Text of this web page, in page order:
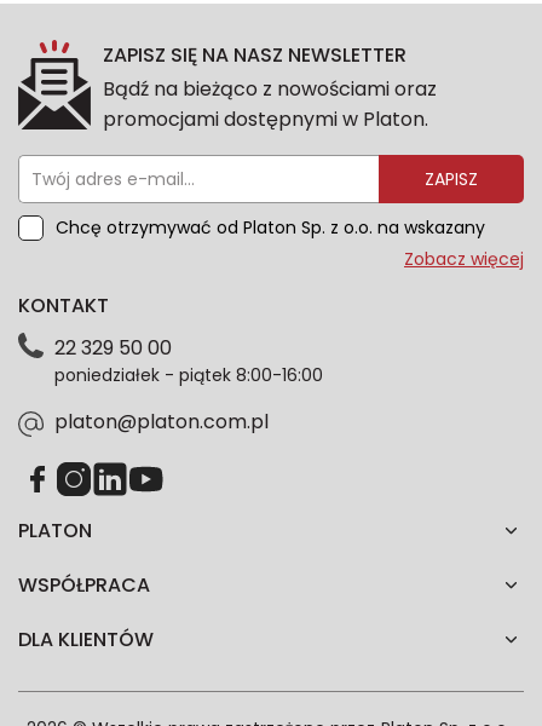
ZAPISZ SIĘ NA NASZ NEWSLETTER
Bądź na bieżąco z nowościami oraz
promocjami dostępnymi w Platon.
ZAPISZ
Chcę otrzymywać od Platon Sp. z o.o. na wskazany
przeze mnie adres e-mail informacje marketingowe
dotyczące danych osobowych znajdziesz w naszej
każdym czasie. Wycofanie zgody nie wpłynie na
zgodność z prawem przetwarzania dokonanego przed
Zobacz więcej
PLATON
WSPÓŁPRACA
DLA KLIENTÓW
KONTAKT
22 329 50 00
poniedziałek - piątek 8:00-16:00
platon@platon.com.pl